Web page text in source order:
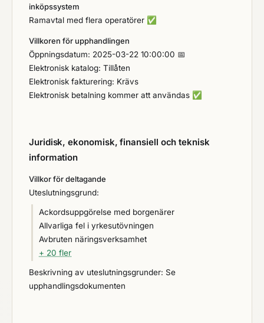
inköpssystem
Ramavtal med flera operatörer ✅
Villkoren för upphandlingen
Öppningsdatum: 2025-03-22 10:00:00 📅
Elektronisk katalog: Tillåten
Elektronisk fakturering: Krävs
Elektronisk betalning kommer att användas ✅
Juridisk, ekonomisk, finansiell och teknisk
information
Villkor för deltagande
Uteslutningsgrund:
Ackordsuppgörelse med borgenärer
Allvarliga fel i yrkesutövningen
Avbruten näringsverksamhet
+ 20 fler
Beskrivning av uteslutningsgrunder: Se
upphandlingsdokumenten